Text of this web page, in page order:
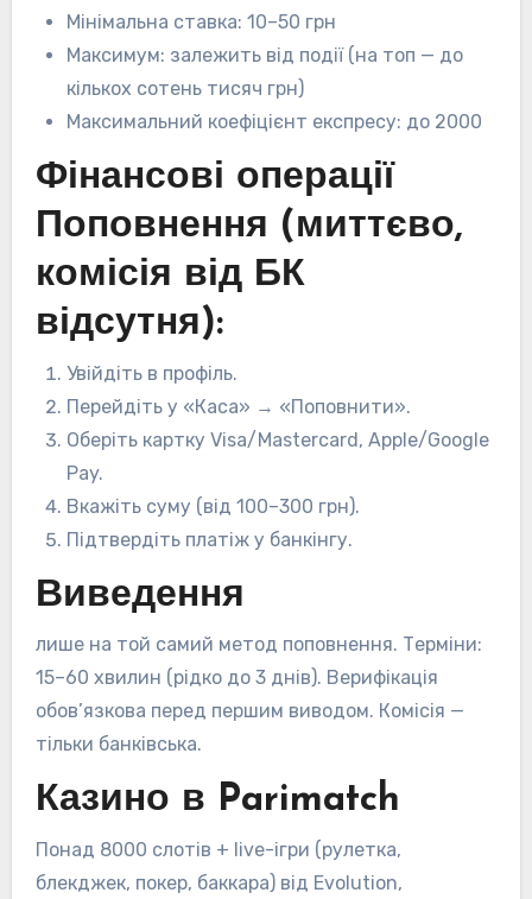
Мінімальна ставка: 10–50 грн
Максимум: залежить від події (на топ — до
кількох сотень тисяч грн)
Максимальний коефіцієнт експресу: до 2000
Фінансові операції
Поповнення (миттєво,
комісія від БК
відсутня):
Увійдіть в профіль.
Перейдіть у «Каса» → «Поповнити».
Оберіть картку Visa/Mastercard, Apple/Google
Pay.
Вкажіть суму (від 100–300 грн).
Підтвердіть платіж у банкінгу.
Виведення
лише на той самий метод поповнення. Терміни:
15–60 хвилин (рідко до 3 днів). Верифікація
обов’язкова перед першим виводом. Комісія —
тільки банківська.
Казино в Parimatch
Понад 8000 слотів + live-ігри (рулетка,
блекджек, покер, баккара) від Evolution,